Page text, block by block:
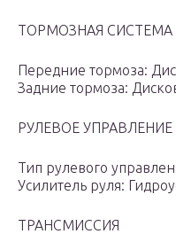
ТОРМОЗНАЯ СИСТЕМА
Передние тормоза:
Задние тормоза:
РУЛЕВОЕ УПРАВЛЕНИЕ
Тип рулевого
Усилитель руля:
ТРАНСМИССИЯ